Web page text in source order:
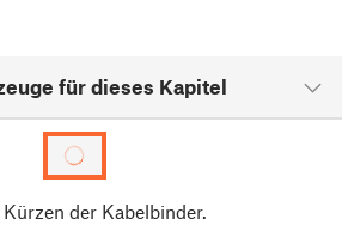
für dieses Kapitel
der Kabelbinder.